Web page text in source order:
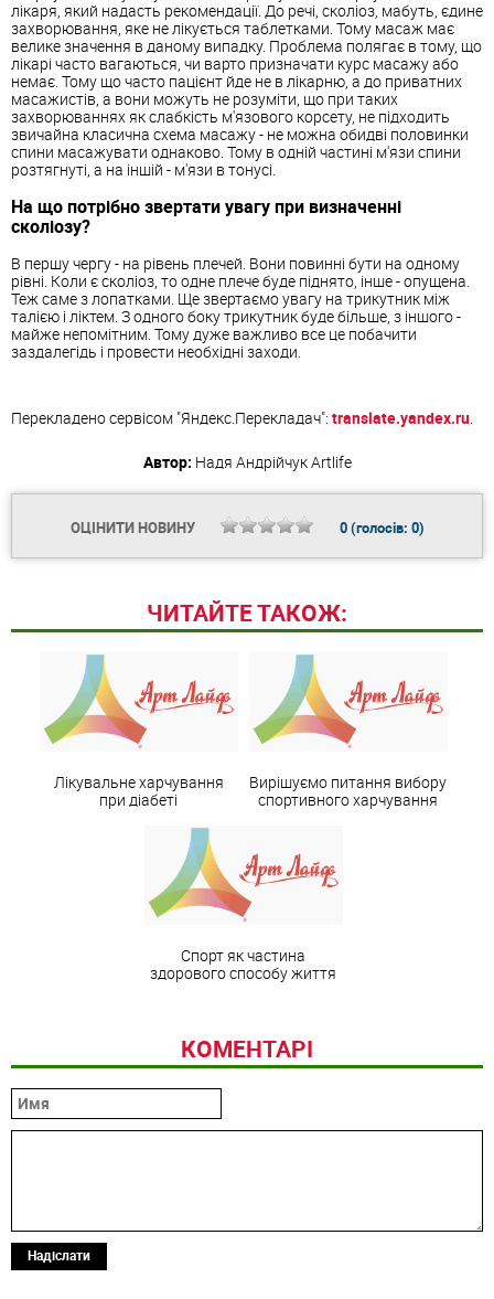
лікаря, який надасть рекомендації. До речі, сколіоз, мабуть, єдине
захворювання, яке не лікується таблетками. Тому масаж має
велике значення в даному випадку. Проблема полягає в тому, що
лікарі часто вагаються, чи варто призначати курс масажу або
немає. Тому що часто пацієнт йде не в лікарню, а до приватних
масажистів, а вони можуть не розуміти, що при таких
захворюваннях як слабкість м'язового корсету, не підходить
звичайна класична схема масажу - не можна обидві половинки
спини масажувати однаково. Тому в одній частині м'язи спини
розтягнуті, а на іншій - м'язи в тонусі.
На що потрібно звертати увагу при визначенні
сколіозу?
В першу чергу - на рівень плечей. Вони повинні бути на одному
рівні. Коли є сколіоз, то одне плече буде піднято, інше - опущена.
Теж саме з лопатками. Ще звертаємо увагу на трикутник між
талією і ліктем. З одного боку трикутник буде більше, з іншого -
майже непомітним. Тому дуже важливо все це побачити
заздалегідь і провести необхідні заходи.
Перекладено сервісом "Яндекс.Перекладач": translate.yandex.ru.
Автор: Надя АндрійчукArtlife
ОЦІНИТИ НОВИНУ 0(голосів: 0)
ЧИТАЙТЕ ТАКОЖ:
Лікувальне харчування
при діабеті
Вирішуємо питання вибору
спортивного харчування
Спорт як частина
здорового способу життя
КОМЕНТАРІ
Надіслати